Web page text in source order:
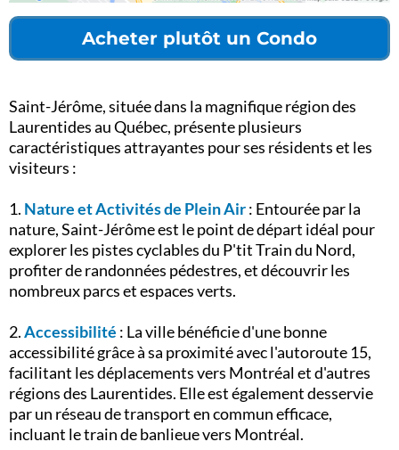
Acheter plutôt un Condo
Saint-Jérôme, située dans la magnifique région des
Laurentides au Québec, présente plusieurs
caractéristiques attrayantes pour ses résidents et les
visiteurs :
1. Nature et Activités de Plein Air: Entourée par la
nature, Saint-Jérôme est le point de départ idéal pour
explorer les pistes cyclables du P'tit Train du Nord,
profiter de randonnées pédestres, et découvrir les
nombreux parcs et espaces verts.
2.Accessibilité : La ville bénéficie d'une bonne
accessibilité grâce à sa proximité avec l'autoroute 15,
facilitant les déplacements vers Montréal et d'autres
régions des Laurentides. Elle est également desservie
par un réseau de transport en commun efficace,
incluant le train de banlieue vers Montréal.